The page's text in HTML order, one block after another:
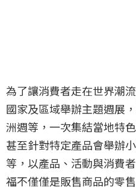
為了讓消費者走在世界潮
國家及區域舉辦主題週展
洲週等，一次集結當地特
甚至針對特定產品會舉辦
等，以產品、活動與消費
福不僅僅是販售商品的零